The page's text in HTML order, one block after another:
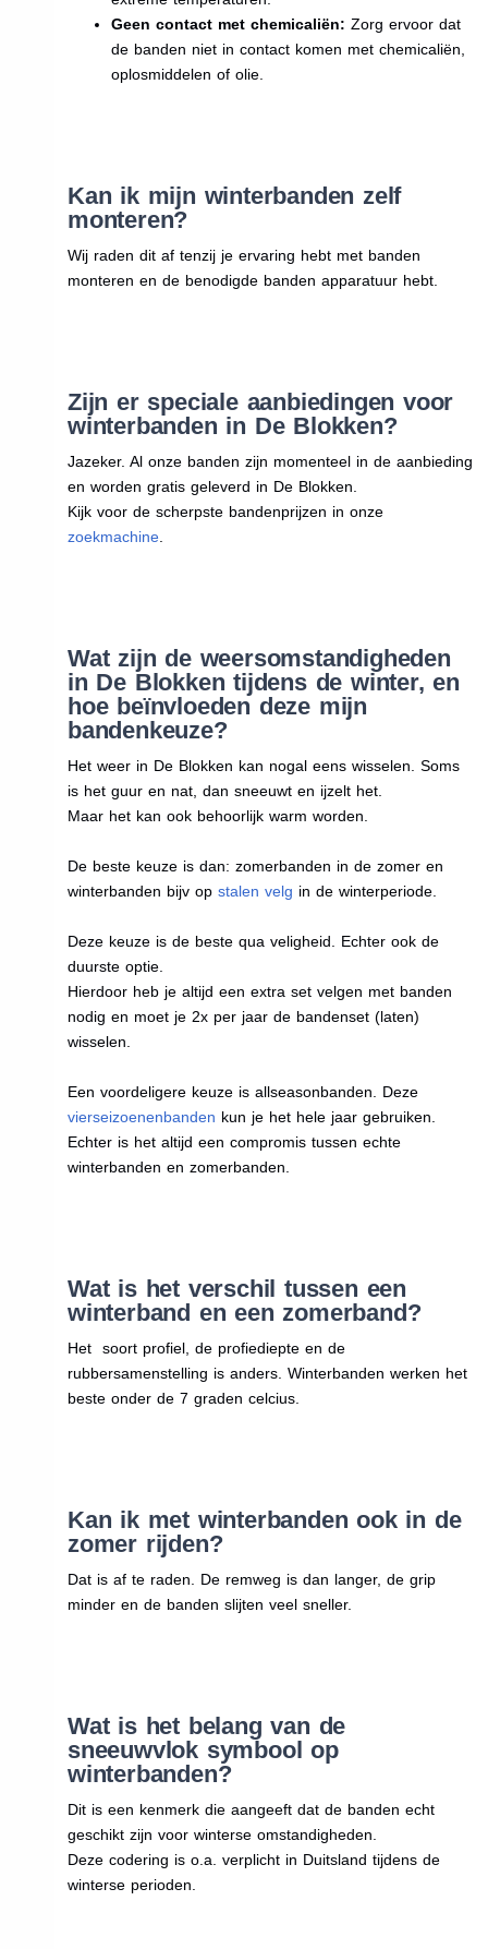
Geen contact met chemicaliën: Zorg ervoor dat
de banden niet in contact komen met chemicaliën,
oplosmiddelen of olie.
Kan ik mijn winterbanden zelf
monteren?
Wij raden dit af tenzij je ervaring hebt met banden
monteren en de benodigde banden apparatuur hebt.
Zijn er speciale aanbiedingen voor
winterbanden in De Blokken?
Jazeker. Al onze banden zijn momenteel in de aanbieding
en worden gratis geleverd in De Blokken.
Kijk voor de scherpste bandenprijzen in onze
zoekmachine.
Wat zijn de weersomstandigheden
in De Blokken tijdens de winter, en
hoe beïnvloeden deze mijn
bandenkeuze?
Het weer in De Blokken kan nogal eens wisselen. Soms
is het guur en nat, dan sneeuwt en ijzelt het.
Maar het kan ook behoorlijk warm worden.
De beste keuze is dan: zomerbanden in de zomer en
winterbanden bijv op stalen velg in de winterperiode.
Deze keuze is de beste qua veligheid. Echter ook de
duurste optie.
Hierdoor heb je altijd een extra set velgen met banden
nodig en moet je 2x per jaar de bandenset (laten)
wisselen.
Een voordeligere keuze is allseasonbanden. Deze
vierseizoenenbanden kun je het hele jaar gebruiken.
Echter is het altijd een compromis tussen echte
winterbanden en zomerbanden.
Wat is het verschil tussen een
winterband en een zomerband?
Het soort profiel, de profiediepte en de
rubbersamenstelling is anders. Winterbanden werken het
beste onder de 7 graden celcius.
Kan ik met winterbanden ook in de
zomer rijden?
Dat is af te raden. De remweg is dan langer, de grip
minder en de banden slijten veel sneller.
Wat is het belang van de
sneeuwvlok symbool op
winterbanden?
Dit is een kenmerk die aangeeft dat de banden echt
geschikt zijn voor winterse omstandigheden.
Deze codering is o.a. verplicht in Duitsland tijdens de
winterse perioden.